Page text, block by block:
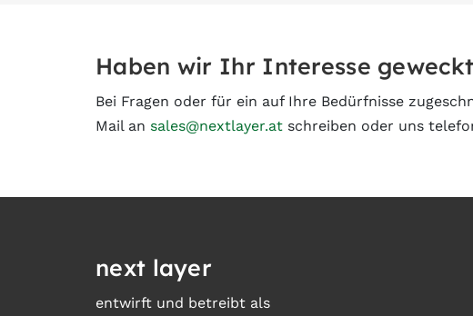
Haben wir Ihr Interesse
Bei Fragen oder für ein auf Ihre Bedürfnisse
Mail an sales@nextlayer.at schreiben oder uns
next layer
entwirft und betreibt als